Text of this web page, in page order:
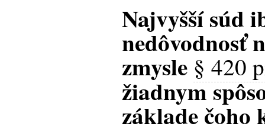
Najvyšší súd
nedôvodnosť
zmysle § 420
žiadnym
základe čoho